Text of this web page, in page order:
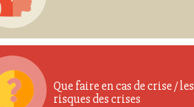
Que faire en cas de crise / les
risques des crises